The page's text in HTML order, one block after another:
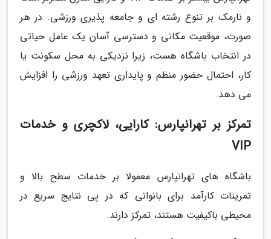
و نارمک بر تنوع رشته ای و جامعه پذیری ورزشی. در هر
صورت، موقعیت مکانی و دسترسی آسان یک عامل حیاتی
در انتخاب باشگاه هست، زیرا نزدیکی به محل سکونت یا
کار، احتمال حضور منظم و پایداری تعهد ورزشی را افزایش
می دهد.
تمرکز بر تهرانپارس: کارایی، لاکچری و خدمات
VIP
باشگاه های تهرانپارس معمولا بر خدمات سطح بالا و
تمرینات کارآمد برای بانوانی که در پی نتایج سریع در
محیطی باکیفیت هستند، تمرکز دارند.